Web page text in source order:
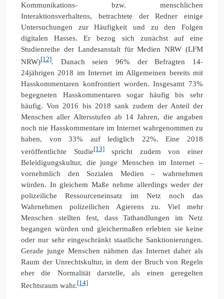
Kommunikations- bzw. menschlichen
Interaktionsverhaltens, betrachtete der Redner einige
Untersuchungen zur Häufigkeit und zu den Folgen
digitalen Hasses. Er bezog sich zunächst auf eine
Studienreihe der Landesanstalt für Medien NRW (LFM
NRW)[12]. Danach seien 96% der Befragten 14-
24jährigen 2018 im Internet im Allgemeinen bereits mit
Hasskommentaren konfrontiert worden. Insgesamt 73%
begegneten Hasskommentaren sogar häufig bis sehr
häufig. Von 2016 bis 2018 sank zudem der Anteil der
Menschen aller Altersstufen ab 14 Jahren, die angaben
noch nie Hasskommentare im Internet wahrgenommen zu
haben, von 33% auf lediglich 22%. Eine 2018
veröffentlichte Studie[13]spricht zudem von einer
Beleidigungskultur, die junge Menschen im Internet –
vornehmlich den Sozialen Medien – wahrnehmen
würden. In gleichem Maße nehme allerdings weder der
polizeiliche Ressourceneinsatz im Netz noch das
Wahrnehmen polizeilichen Agierens zu. Viel mehr
Menschen stellten fest, dass Tathandlungen im Netz
begangen würden und gleichermaßen erlebten sie keine
oder nur sehr eingeschränkt staatliche Sanktionierungen.
Gerade junge Menschen nähmen das Internet daher als
Raum der Unrechtskultur, in dem der Bruch von Regeln
eher die Normalität darstelle, als einen geregelten
Rechtsraum wahr.[14]